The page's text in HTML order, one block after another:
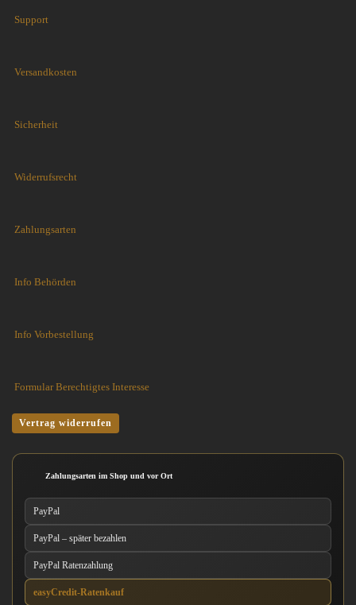
Support
Versandkosten
Sicherheit
Widerrufsrecht
Zahlungsarten
Info Behörden
Info Vorbestellung
Formular Berechtigtes Interesse
Vertrag widerrufen
Zahlungsarten im Shop und vor Ort
PayPal
PayPal – später bezahlen
PayPal Ratenzahlung
easyCredit-Ratenkauf